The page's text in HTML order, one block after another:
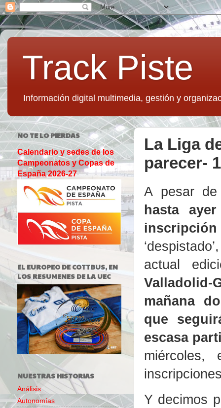
Track Piste
Información digital multimedia, gestión y
La Liga
parecer-
A pesar
hasta
inscripción
actual
mañana
que
escasa
Y decimos
NO TE LO PIERDAS
Calendario y sedes de los
Campeonatos y Copas de
España 2026-27
EL EUROPEO DE COTTBUS, EN
LOS RESUMENES DE LA UEC
NUESTRAS HISTORIAS
Análisis
Autonomías